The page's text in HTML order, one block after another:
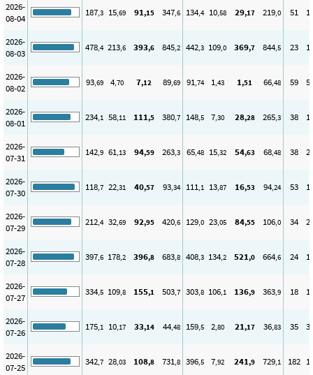
2026-
08-04
187,3 15,69 91,15 347,6 134,4 10,58 29,17 219,0 51
2026-
08-03
478,4 213,6 393,6 845,2 442,3 109,0 369,7 844,5 23
2026-
08-02
93,69 4,70 7,12 89,69 91,74 1,43 1,51 66,48 59
2026-
08-01
234,1 58,11 111,5 380,7 148,5 7,30 28,28 265,3 38
2026-
07-31
142,9 61,13 94,59 263,3 65,48 15,32 54,63 68,48 38
2026-
07-30
118,7 22,31 40,57 93,34 111,1 13,87 16,53 94,24 53
2026-
07-29
212,4 32,69 92,95 420,6 129,0 23,05 84,55 106,0 34
2026-
07-28
397,6 178,2 396,8 683,8 408,3 134,2 521,0 664,6 24
2026-
07-27
334,5 109,8 155,1 503,7 303,8 106,1 136,9 363,9 18
2026-
07-26
175,1 10,17 33,14 44,48 159,5 2,80 21,17 36,83 35
2026-
07-25
342,7 28,03 108,8 731,8 396,5 7,92 241,9 729,1 182